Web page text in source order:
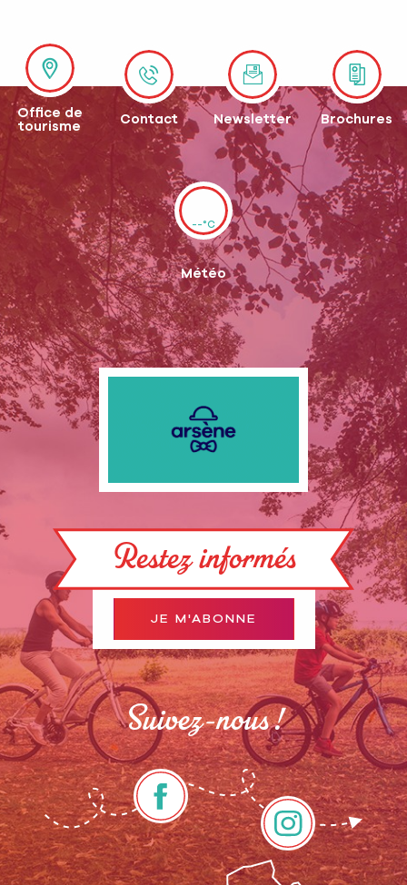
Office de
tourisme
Contact Newsletter Brochures
--°C
Météo
Restez informés
JE M'ABONNE
Suivez-nous !